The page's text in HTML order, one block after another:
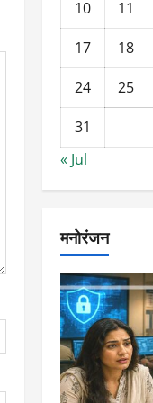
10
11
17
18
24
25
31
« Jul
मनोरंजन